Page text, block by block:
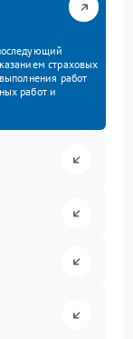
страховых
работ
работ и